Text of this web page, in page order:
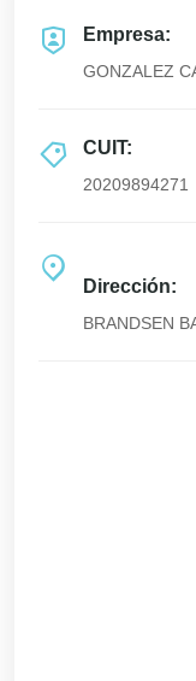
Empresa:
GONZALEZ
CUIT:
20209894271
Dirección:
BRANDSEN